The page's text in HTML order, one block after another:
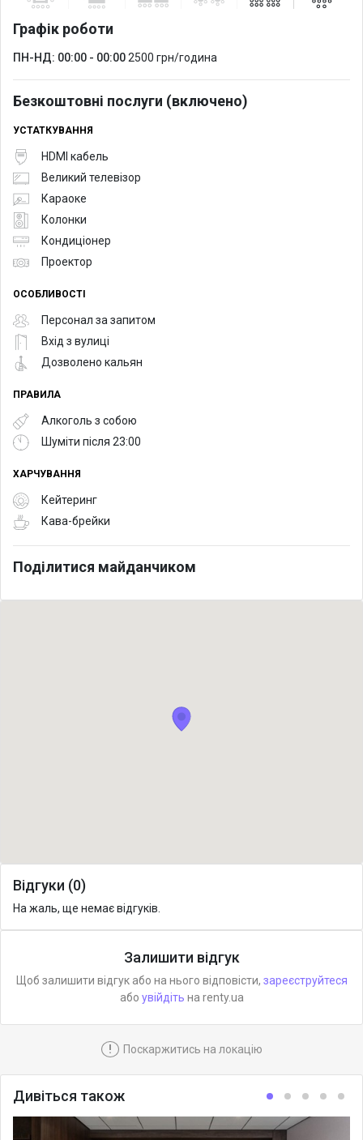
Графік роботи
ПН-НД: 00:00 - 00:002500 грн/година
Безкоштовні послуги (включено)
УСТАТКУВАННЯ
HDMI кабель
Великий телевізор
Караоке
Колонки
Кондиціонер
Проектор
ОСОБЛИВОСТІ
Персонал за запитом
Вхід з вулиці
Дозволено кальян
ПРАВИЛА
Алкоголь з собою
Шуміти після 23:00
ХАРЧУВАННЯ
Кейтеринг
Кава-брейки
Поділитися майданчиком
Відгуки (0)
На жаль, ще немає відгуків.
Залишити відгук
Щоб залишити відгук або на нього відповісти, зареєструйтеся
або увійдіть на renty.ua
! Поскаржитись на локацію
Дивіться також